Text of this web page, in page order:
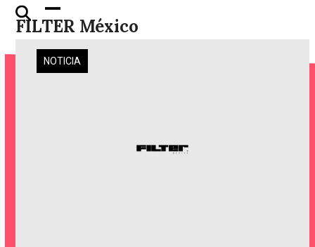
Skip
FILTER México
Open
mobile
menu
Close
mobile
menu
NOTICIA